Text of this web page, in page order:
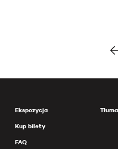
Ekspozycja
Kup bilety
FAQ